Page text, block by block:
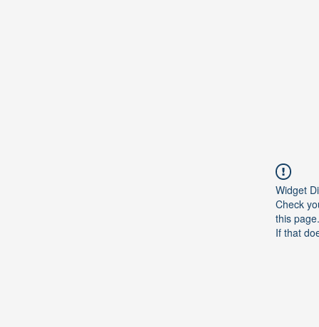
Widget
Check
this page.
If that